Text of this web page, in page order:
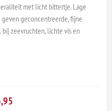
met licht bittertje. Lage
geconcentreerde, fijne
bij zeevruchten, lichte vis en